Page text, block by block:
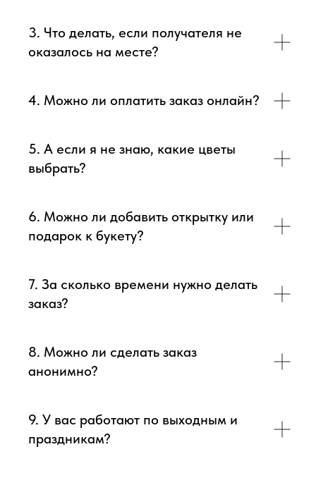
3. Что делать, если получателя не
оказалось на месте?
4. Можно ли оплатить заказ онлайн?
5. А если я не знаю, какие цветы
выбрать?
6. Можно ли добавить открытку или
подарок к букету?
7. За сколько времени нужно делать
заказ?
8. Можно ли сделать заказ
анонимно?
9. У вас работают по выходным и
праздникам?